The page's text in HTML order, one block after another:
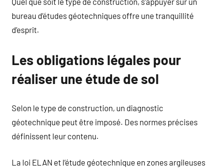
bureau d’études géotechniques offre une tranquillité
d’esprit.
Les obligations légales pour
réaliser une étude de sol
Selon le type de construction, un diagnostic
géotechnique peut être imposé. Des normes précises
définissent leur contenu.
La loi ELAN et l’étude géotechnique en zones argileuses